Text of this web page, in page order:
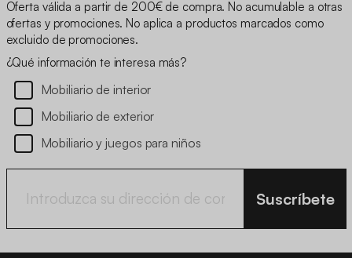
Oferta válida a partir de 200€ de compra. No acumulable a otras
ofertas y promociones. No aplica a productos marcados como
excluido de promociones.
¿Qué información te interesa más?
Mobiliario de interior
Mobiliario de exterior
Mobiliario y juegos para niños
Suscríbete